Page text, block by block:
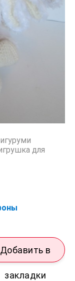
для
Добавить в
закладки